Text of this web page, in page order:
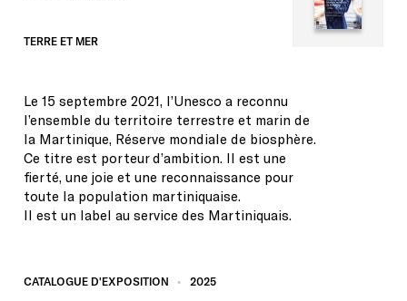
TERRE ET MER
Le 15 septembre 2021, l’Unesco a reconnu
l’ensemble du territoire terrestre et marin de
la Martinique, Réserve mondiale de biosphère.
Ce titre est porteur d’ambition. Il est une
fierté, une joie et une reconnaissance pour
toute la population martiniquaise.
Il est un label au service des Martiniquais.
CATALOGUE D'EXPOSITION 2025